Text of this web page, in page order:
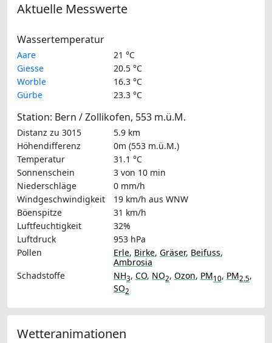
Aktuelle Messwerte
Wassertemperatur
Aare
21 °C
Giesse
20.5 °C
Worble
16.3 °C
Gürbe
23.3 °C
Station: Bern / Zollikofen, 553 m.ü.M.
Distanz zu 3015
5.9 km
Höhendifferenz
0m (553 m.ü.M.)
Temperatur
31.1 °C
Sonnenschein
3 von 10 min
Niederschläge
0 mm/h
Windgeschwindigkeit
19 km/h aus WNW
Böenspitze
31 km/h
Luftfeuchtigkeit
32%
Luftdruck
953 hPa
Pollen
Erle, Birke, Gräser, Beifuss,
Ambrosia
Schadstoffe
NH3, CO, NO2, Ozon, PM10, PM2.5,
SO2
Wetteranimationen